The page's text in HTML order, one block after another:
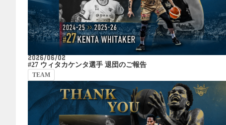
2026/06/02
#27 ウィタカケンタ選手 退団のご報告
TEAM